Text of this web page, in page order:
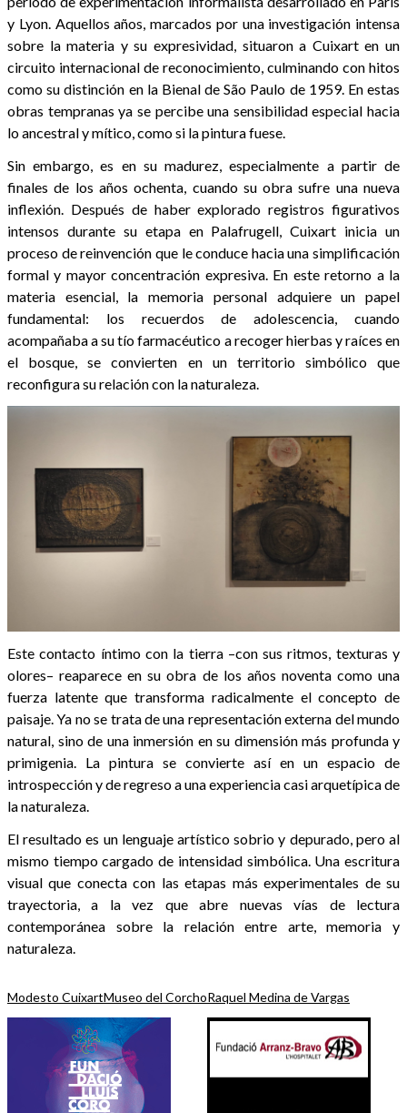
y Lyon. Aquellos años, marcados por una investigación intensa
sobre la materia y su expresividad, situaron a Cuixart en un
circuito internacional de reconocimiento, culminando con hitos
como su distinción en la Bienal de São Paulo de 1959. En estas
obras tempranas ya se percibe una sensibilidad especial hacia
lo ancestral y mítico, como si la pintura fuese.
Sin embargo, es en su madurez, especialmente a partir de
finales de los años ochenta, cuando su obra sufre una nueva
inflexión. Después de haber explorado registros figurativos
intensos durante su etapa en Palafrugell, Cuixart inicia un
proceso de reinvención que le conduce hacia una simplificación
formal y mayor concentración expresiva. En este retorno a la
materia esencial, la memoria personal adquiere un papel
fundamental: los recuerdos de adolescencia, cuando
acompañaba a su tío farmacéutico a recoger hierbas y raíces en
el bosque, se convierten en un territorio simbólico que
reconfigura su relación con la naturaleza.
Este contacto íntimo con la tierra –con sus ritmos, texturas y
olores– reaparece en su obra de los años noventa como una
fuerza latente que transforma radicalmente el concepto de
paisaje. Ya no se trata de una representación externa del mundo
natural, sino de una inmersión en su dimensión más profunda y
primigenia. La pintura se convierte así en un espacio de
introspección y de regreso a una experiencia casi arquetípica de
la naturaleza.
El resultado es un lenguaje artístico sobrio y depurado, pero al
mismo tiempo cargado de intensidad simbólica. Una escritura
visual que conecta con las etapas más experimentales de su
trayectoria, a la vez que abre nuevas vías de lectura
contemporánea sobre la relación entre arte, memoria y
naturaleza.
Modesto CuixartMuseo del CorchoRaquel Medina de Vargas